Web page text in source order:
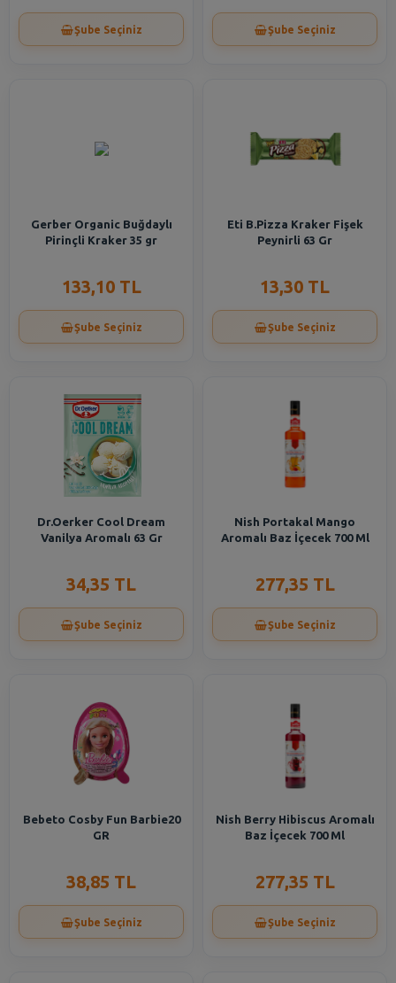
Şube Seçiniz Şube Seçiniz
Gerber Organic Buğdaylı
Pirinçli Kraker 35 gr
133,10 TL
Şube Seçiniz
Eti B.Pizza Kraker Fişek
Peynirli 63 Gr
13,30 TL
Şube Seçiniz
Dr.Oerker Cool Dream
Vanilya Aromalı 63 Gr
34,35 TL
Şube Seçiniz
Nish Portakal Mango
Aromalı Baz İçecek 700 Ml
277,35 TL
Şube Seçiniz
Bebeto Cosby Fun Barbie20
GR
38,85 TL
Şube Seçiniz
Nish Berry Hibiscus Aromalı
Baz İçecek 700 Ml
277,35 TL
Şube Seçiniz